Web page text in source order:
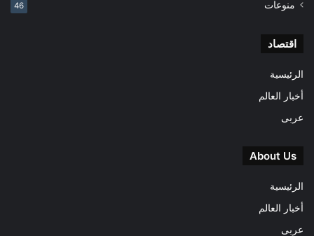
منوعات 46
اقتصاد
الرئيسية
أخبار العالم
عربى
About Us
الرئيسية
أخبار العالم
عربى